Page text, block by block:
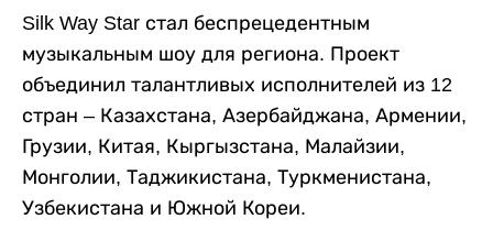
Silk Way Star стал беспрецедентным
музыкальным шоу для региона. Проект
объединил талантливых исполнителей из 12
стран – Казахстана, Азербайджана, Армении,
Грузии, Китая, Кыргызстана, Малайзии,
Монголии, Таджикистана, Туркменистана,
Узбекистана и Южной Кореи.